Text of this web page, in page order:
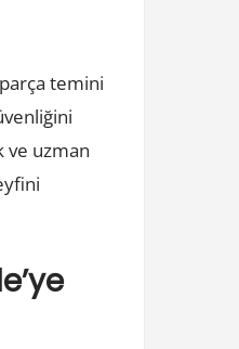
temini
ve uzman